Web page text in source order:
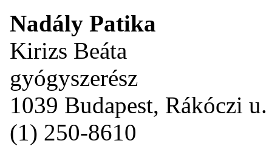
Nadály Patika
Kirizs Beáta
gyógyszerész
1039 Budapest, Rákóczi
(1) 250-8610